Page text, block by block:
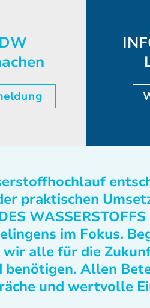
praktischen
im Fokus.
wir alle für die
benötigen. Allen
und wertvolle